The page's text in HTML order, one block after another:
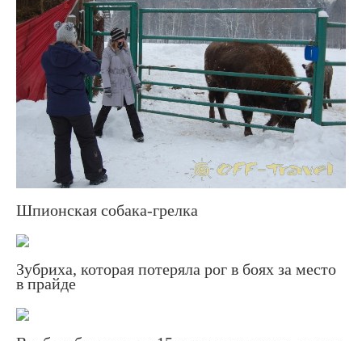
Шпионская собака-грелка
Зубриха, которая потеряла рог в боях за место
в прайде